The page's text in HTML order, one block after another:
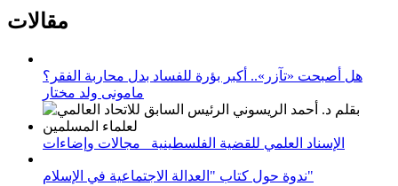
مقالات
هل أصبحت «تآزر».. أكبر بؤرة للفساد بدل محاربة الفقر؟
مامونى ولد مختار
الإسناد العلمي للقضية الفلسطينية_ مجالات وإضاءات
ندوة حول كتاب "العدالة الاجتماعية في الإسلام"